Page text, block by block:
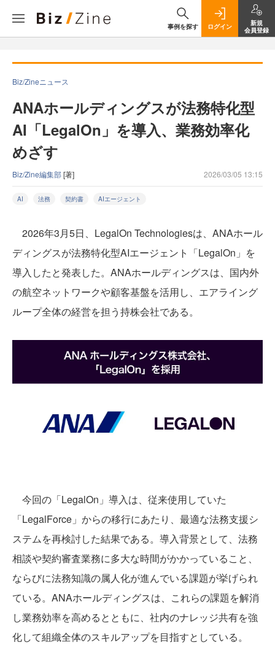
事例を探す ログイン
新規
会員登録
Biz/Zineニュース
ANAホールディングスが法務特化型
AI「LegalOn」を導入、業務効率化
めざす
Biz/Zine編集部[著] 2026/03/05 13:15
AI 法務 契約書 AIエージェント
2026年3月5日、LegalOn Technologiesは、ANAホール
ディングスが法務特化型AIエージェント「LegalOn」を
導入したと発表した。ANAホールディングスは、国内外
の航空ネットワークや顧客基盤を活用し、エアライング
ループ全体の経営を担う持株会社である。
今回の「LegalOn」導入は、従来使用していた
「LegalForce」からの移行にあたり、最適な法務支援シ
ステムを再検討した結果である。導入背景として、法務
相談や契約審査業務に多大な時間がかかっていること、
ならびに法務知識の属人化が進んでいる課題が挙げられ
ている。ANAホールディングスは、これらの課題を解消
し業務効率を高めるとともに、社内のナレッジ共有を強
化して組織全体のスキルアップを目指すとしている。